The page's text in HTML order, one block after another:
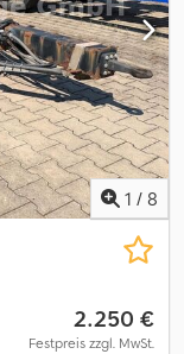
GOLEC
English, Spanish,
.
1 / 8
2.250 €
Festpreis zzgl. MwSt.